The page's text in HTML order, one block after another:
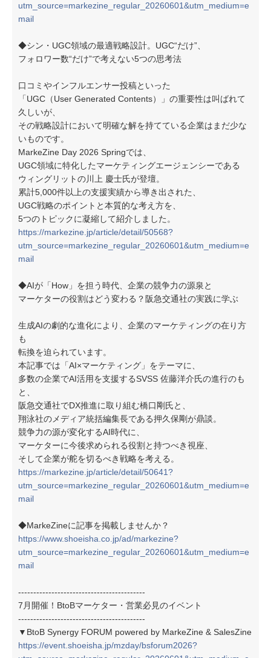
utm_source=markezine_regular_20260601&utm_medium=e
mail
◆シン・UGC領域の最適戦略設計。UGC“だけ”、
フォロワー数“だけ”で考えない5つの思考法
口コミやインフルエンサー投稿といった
「UGC（User Generated Contents）」の重要性は叫ばれて
久しいが、
その戦略設計において明確な解を持てている企業はまだ少な
いものです。
MarkeZine Day 2026 Springでは、
UGC領域に特化したマーケティングエージェンシーである
ウィングリットの川上 慶士氏が登壇。
累計5,000件以上の支援実績から導き出された、
UGC戦略のポイントと本質的な考え方を、
5つのトピックに凝縮して紹介しました。
https://markezine.jp/article/detail/50568?
utm_source=markezine_regular_20260601&utm_medium=e
mail
◆AIが「How」を担う時代、企業の競争力の源泉と
マーケターの役割はどう変わる？阪急交通社の実践に学ぶ
生成AIの劇的な進化により、企業のマーケティングの在り方
も
転換を迫られています。
本記事では「AI×マーケティング」をテーマに、
多数の企業でAI活用を支援するSVSS 佐藤洋介氏の進行のも
と、
阪急交通社でDX推進に取り組む橋口剛氏と、
翔泳社のメディア統括編集長である押久保剛が鼎談。
競争力の源が変化するAI時代に、
マーケターに今後求められる役割と持つべき視座、
そして企業が舵を切るべき戦略を考える。
https://markezine.jp/article/detail/50641?
utm_source=markezine_regular_20260601&utm_medium=e
mail
◆MarkeZineに記事を掲載しませんか？
https://www.shoeisha.co.jp/ad/markezine?
utm_source=markezine_regular_20260601&utm_medium=e
mail
------------------------------------------
7月開催！BtoBマーケター・営業必見のイベント
------------------------------------------
▼BtoB Synergy FORUM powered by MarkeZine & SalesZine
https://event.shoeisha.jp/mzday/bsforum2026?